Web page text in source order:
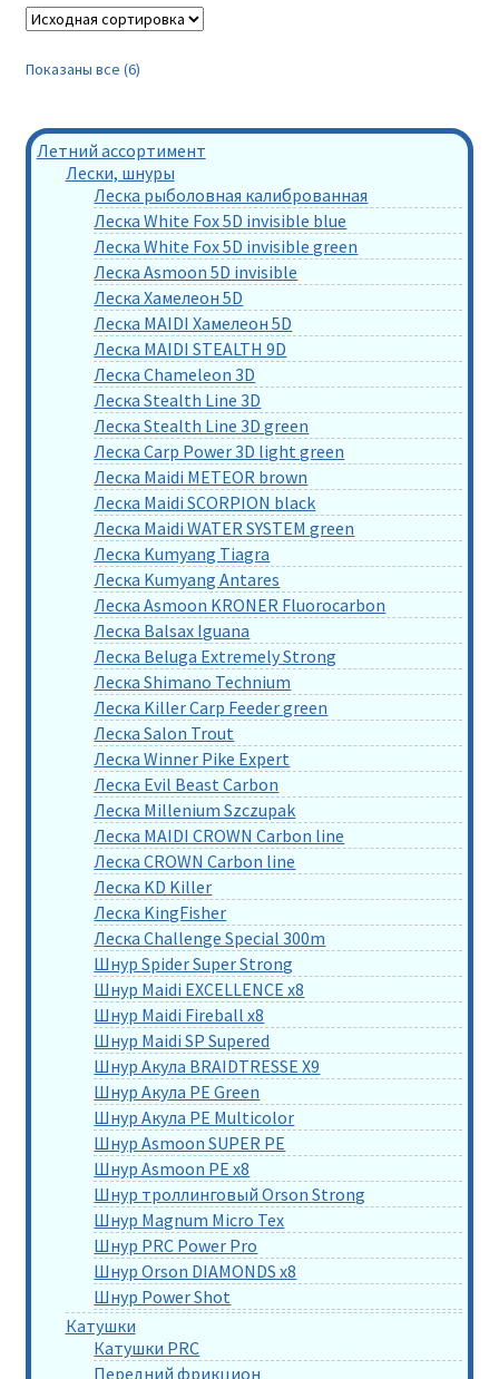
Показаны все (6)
Летний ассортимент
Лески, шнуры
Леска рыболовная калиброванная
Леска White Fox 5D invisible blue
Леска White Fox 5D invisible green
Леска Asmoon 5D invisible
Леска Хамелеон 5D
Леска MAIDI Хамелеон 5D
Леска MAIDI STEALTH 9D
Леска Chameleon 3D
Леска Stealth Line 3D
Леска Stealth Line 3D green
Леска Carp Power 3D light green
Леска Maidi METEOR brown
Леска Maidi SCORPION black
Леска Maidi WATER SYSTEM green
Леска Kumyang Tiagra
Леска Kumyang Antares
Леска Asmoon KRONER Fluorocarbon
Леска Balsax Iguana
Леска Beluga Extremely Strong
Леска Shimano Technium
Леска Killer Carp Feeder green
Леска Salon Trout
Леска Winner Pike Expert
Леска Evil Beast Carbon
Леска Millenium Szczupak
Леска MAIDI CROWN Carbon line
Леска CROWN Carbon line
Леска KD Killer
Леска KingFisher
Леска Challenge Special 300m
Шнур Spider Super Strong
Шнур Maidi EXCELLENCE x8
Шнур Maidi Fireball x8
Шнур Maidi SP Supered
Шнур Акула BRAIDTRESSE X9
Шнур Акула PE Green
Шнур Акула PE Multicolor
Шнур Asmoon SUPER PE
Шнур Asmoon PE x8
Шнур троллинговый Orson Strong
Шнур Magnum Micro Tex
Шнур PRC Power Pro
Шнур Orson DIAMONDS x8
Шнур Power Shot
Катушки
Катушки PRC
Передний фрикцион